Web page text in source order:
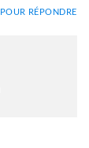
RÉPONDRE